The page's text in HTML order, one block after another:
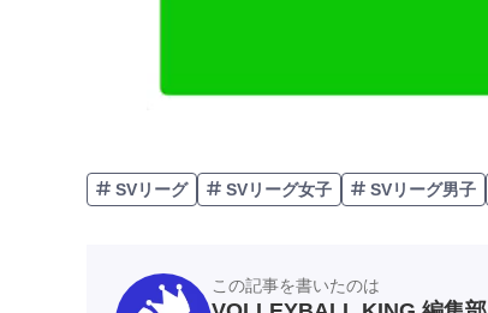
SVリーグ SVリーグ女子 SVリーグ男子
この記事を書いたのは